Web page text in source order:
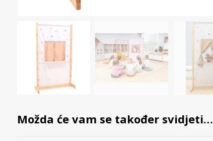
Možda će vam se također svidjeti…